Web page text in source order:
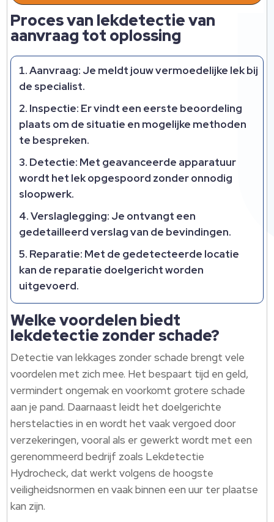
Proces van lekdetectie van
aanvraag tot oplossing
Aanvraag: Je meldt jouw vermoedelijke lek bij
de specialist.​
Inspectie: Er vindt een eerste beoordeling
plaats om de situatie en mogelijke methoden
te bespreken.​
Detectie: Met geavanceerde apparatuur
wordt het lek opgespoord zonder onnodig
sloopwerk.​
Verslaglegging: Je ontvangt een
gedetailleerd verslag van de bevindingen.​
Reparatie: Met de gedetecteerde locatie
kan de reparatie doelgericht worden
uitgevoerd.​
Welke voordelen biedt
lekdetectie zonder schade?
Detectie van lekkages zonder schade brengt vele
voordelen met zich mee.​ Het bespaart tijd en geld,
vermindert ongemak en voorkomt grotere schade
aan je pand.​ Daarnaast leidt het doelgerichte
herstelacties in en wordt het vaak vergoed door
verzekeringen, vooral als er gewerkt wordt met een
gerenommeerd bedrijf zoals Lekdetectie
Hydrocheck, dat werkt volgens de hoogste
veiligheidsnormen en vaak binnen een uur ter plaatse
kan zijn.​